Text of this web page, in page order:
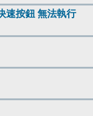
速按鈕 無法執行